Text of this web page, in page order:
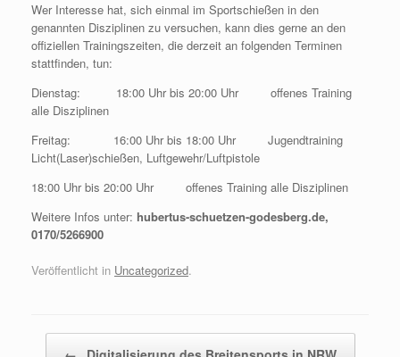
Wer Interesse hat, sich einmal im Sportschießen in den
genannten Disziplinen zu versuchen, kann dies gerne an den
offiziellen Trainingszeiten, die derzeit an folgenden Terminen
stattfinden, tun:
Dienstag: 18:00 Uhr bis 20:00 Uhr offenes Training
alle Disziplinen
Freitag: 16:00 Uhr bis 18:00 Uhr Jugendtraining
Licht(Laser)schießen, Luftgewehr/Luftpistole
18:00 Uhr bis 20:00 Uhr offenes Training alle Disziplinen
Weitere Infos unter: hubertus-schuetzen-godesberg.de,
0170/5266900
Veröffentlicht in Uncategorized.